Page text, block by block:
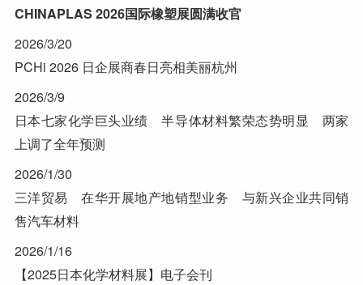
CHINAPLAS 2026国际橡塑展圆满收官
2026/3/20
PCHi 2026 日企展商春日亮相美丽杭州
2026/3/9
日本七家化学巨头业绩 半导体材料繁荣态势明显 两家
上调了全年预测
2026/1/30
三洋贸易 在华开展地产地销型业务 与新兴企业共同销
售汽车材料
2026/1/16
【2025日本化学材料展】电子会刊